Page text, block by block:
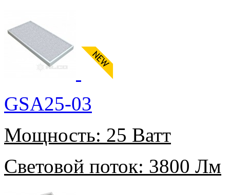
GSA25-03
Мощность: 25 Ватт
Световой поток: 3800 Лм